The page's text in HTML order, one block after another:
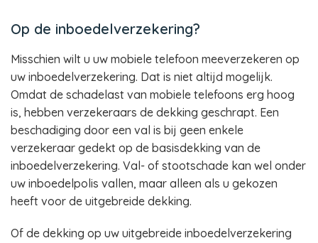
Op de inboedelverzekering?
Misschien wilt u uw mobiele telefoon meeverzekeren op
uw inboedelverzekering. Dat is niet altijd mogelijk.
Omdat de schadelast van mobiele telefoons erg hoog
is, hebben verzekeraars de dekking geschrapt. Een
beschadiging door een val is bij geen enkele
verzekeraar gedekt op de basisdekking van de
inboedelverzekering. Val- of stootschade kan wel onder
uw inboedelpolis vallen, maar alleen als u gekozen
heeft voor de uitgebreide dekking.
Of de dekking op uw uitgebreide inboedelverzekering